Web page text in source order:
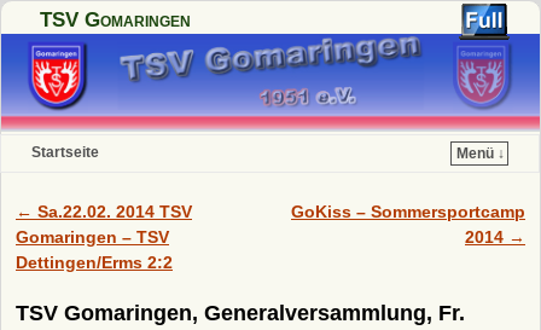
TSV Gomaringen
Startseite
Menü ↓
Artikelnavigation
← Sa.22.02. 2014 TSV
Gomaringen – TSV
Dettingen/Erms 2:2
GoKiss – Sommersportcamp
2014 →
TSV Gomaringen, Generalversammlung, Fr.